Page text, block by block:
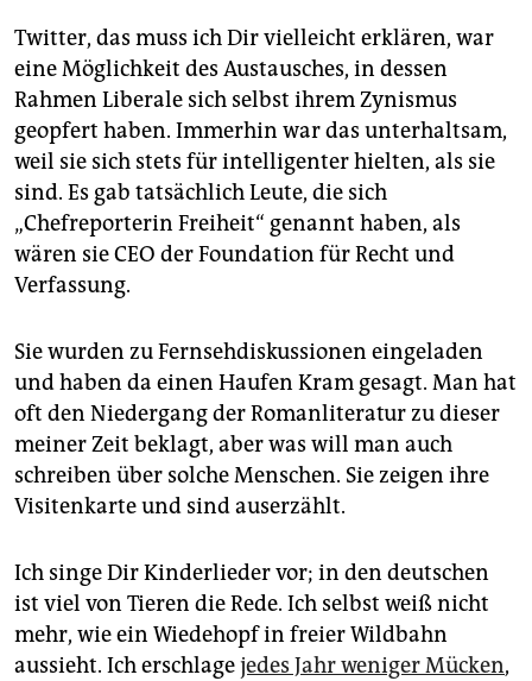
Twitter, das muss ich Dir vielleicht erklären, war
eine Möglichkeit des Austausches, in dessen
Rahmen Liberale sich selbst ihrem Zynismus
geopfert haben. Immerhin war das unterhaltsam,
weil sie sich stets für intelligenter hielten, als sie
sind. Es gab tatsächlich Leute, die sich
„Chefreporterin Freiheit“ genannt haben, als
wären sie CEO der Foundation für Recht und
Verfassung.
Sie wurden zu Fernsehdiskussionen eingeladen
und haben da einen Haufen Kram gesagt. Man hat
oft den Niedergang der Romanliteratur zu dieser
meiner Zeit beklagt, aber was will man auch
schreiben über solche Menschen. Sie zeigen ihre
Visitenkarte und sind auserzählt.
Ich singe Dir Kinderlieder vor; in den deutschen
ist viel von Tieren die Rede. Ich selbst weiß nicht
mehr, wie ein Wiedehopf in freier Wildbahn
aussieht. Ich erschlagejedes Jahr weniger Mücken,